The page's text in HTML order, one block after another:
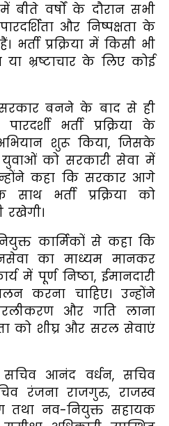
बीते वर्षों के दौरान सभी
पारदर्शिता और निष्पक्षता के
प्रक्रिया में किसी भी
या भ्रष्टाचार के लिए कोई
बनने के बाद से ही
भर्ती प्रक्रिया के
शुरू किया, जिसके
को सरकारी सेवा में
कहा कि सरकार आगे
साथ भर्ती प्रक्रिया को
रखेगी।
कार्मिकों से कहा कि
का माध्यम मानकर
में पूर्ण निष्ठा, ईमानदारी
करना चाहिए। उन्होंने
और गति लाना
को शीघ्र और सरल सेवाएं
आनंद वर्धन, सचिव
रंजना राजगुरु, राजस्व
तथा नव-नियुक्त सहायक